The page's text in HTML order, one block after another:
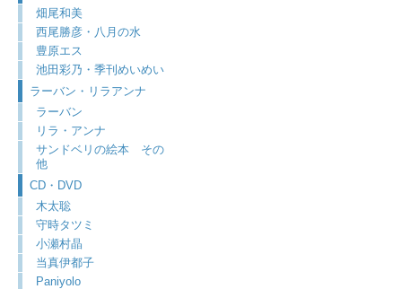
畑尾和美
西尾勝彦・八月の水
豊原エス
池田彩乃・季刊めいめい
ラーバン・リラアンナ
ラーバン
リラ・アンナ
サンドベリの絵本 その
他
CD・DVD
木太聡
守時タツミ
小瀬村晶
当真伊都子
Paniyolo